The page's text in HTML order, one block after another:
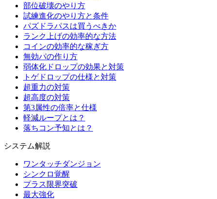
部位破壊のやり方
試練進化のやり方と条件
パズドラパスは買うべきか
ランク上げの効率的な方法
コインの効率的な稼ぎ方
無効パの作り方
弱体化ドロップの効果と対策
トゲドロップの仕様と対策
超重力の対策
超高度の対策
第3属性の倍率と仕様
軽減ループとは？
落ちコン予知とは？
システム解説
ワンタッチダンジョン
シンクロ覚醒
プラス限界突破
最大強化